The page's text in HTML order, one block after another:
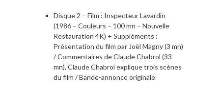
Disque 2 – Film : Inspecteur Lavardin
(1986 – Couleurs – 100 mn – Nouvelle
Restauration 4K) + Suppléments :
Présentation du film par Joël Magny (3 mn)
/ Commentaires de Claude Chabrol (33
mn), Claude Chabrol explique trois scènes
du film / Bande-annonce originale